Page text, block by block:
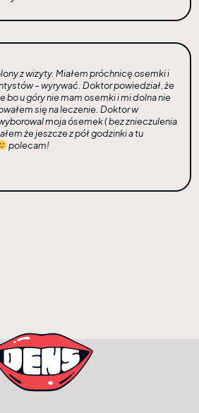
z wizyty. Miałem próchnicę osemki i
– wyrywać. Doktor powiedział, że
bo u góry nie mam osemki i mi dolna nie
się na leczenie. Doktor w
moja ósemek ( bez znieczulenia
że jeszcze z pół godzinki a tu
polecam!